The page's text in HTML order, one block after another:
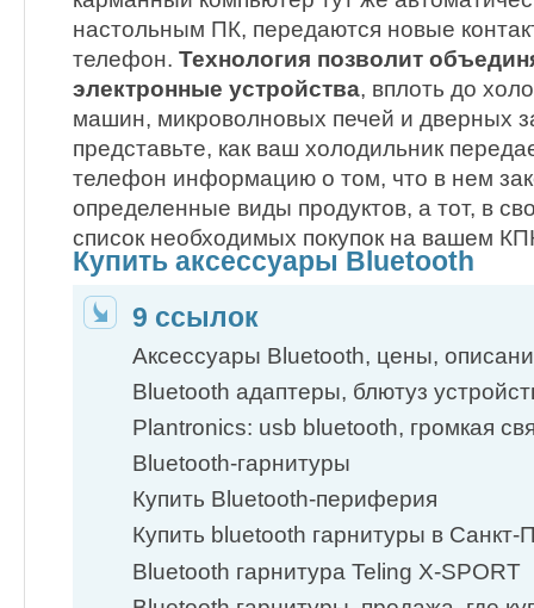
настольным ПК, передаются новые
телефон. Технология позволит
электронные устройства, вплоть до
машин, микроволновых печей и дверных
представьте, как ваш холодильник
телефон информацию о том, что в нем
определенные виды продуктов, а тот, в
список необходимых покупок на вашем
Купить аксессуары Bluetooth
9 ссылок
Аксессуары Bluetooth, цены,
Bluetooth адаптеры, блютуз
Plantronics: usb bluetooth, громкая
Bluetooth-гарнитуры
Купить Bluetooth-периферия
Купить bluetooth гарнитуры в Санкт-
Bluetooth гарнитура Teling X-SPORT